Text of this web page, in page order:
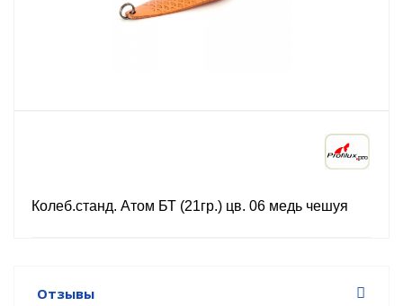
Колеб.станд. Атом БТ (21гр.) цв. 06 медь чешуя
Отзывы